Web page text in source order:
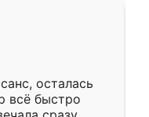
осталась
всё быстро